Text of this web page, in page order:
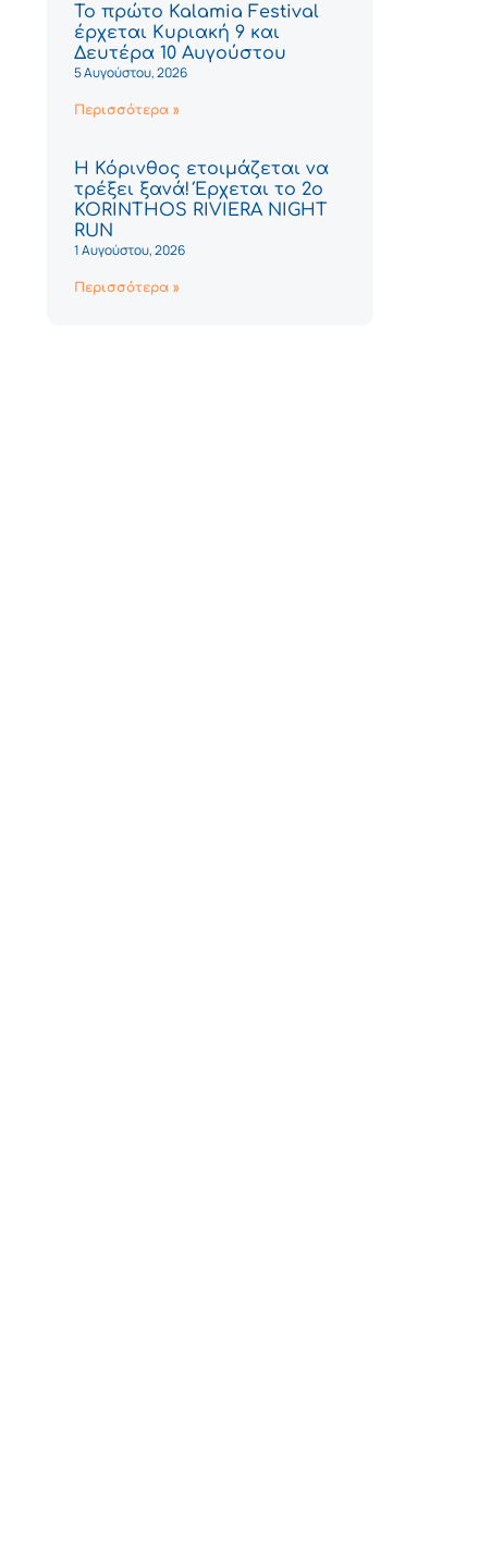
Το πρώτο Kalamia Festival
έρχεται Κυριακή 9 και
Δευτέρα 10 Αυγούστου
5 Αυγούστου, 2026
Περισσότερα »
Η Κόρινθος ετοιμάζεται να
τρέξει ξανά! Έρχεται το 2ο
KORINTHOS RIVIERA NIGHT
RUN
1 Αυγούστου, 2026
Περισσότερα »